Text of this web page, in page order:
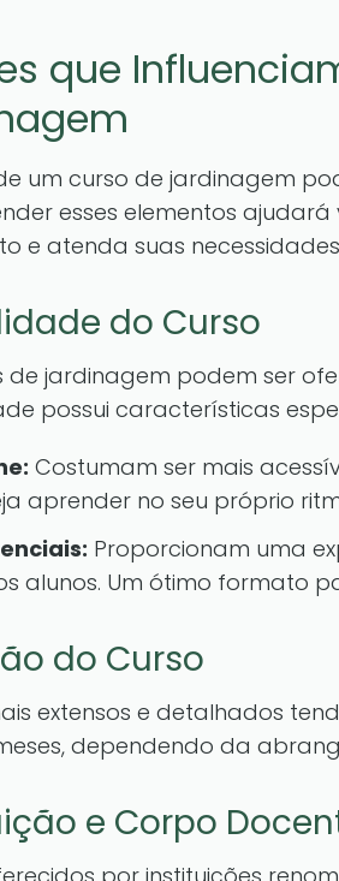
que
um curso de jardinagem
esses elementos
e atenda suas
do Curso
de jardinagem podem ser
possui características
Costumam ser mais
aprender no seu próprio
Proporcionam uma
alunos. Um ótimo formato
do Curso
extensos e detalhados
dependendo da
e Corpo